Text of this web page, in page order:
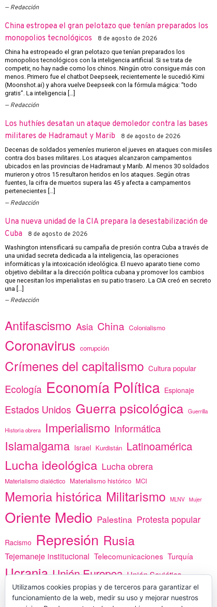
Redacción
China estropea el gran pelotazo que tenían preparados los
monopolios tecnológicos
8 de agosto de 2026
China ha estropeado el gran pelotazo que tenían preparados los
monopolios tecnológicos con la inteligencia artificial. Si se trata de
competir, no hay nadie como los chinos. Ningún otro consigue más con
menos. Primero fue el chatbot Deepseek, recientemente le sucedió Kimi
(Moonshot.ai) y ahora vuelve Deepseek con la fórmula mágica: “todo
gratis”. La inteligencia […]
Redacción
Los huthíes desatan un ataque demoledor contra las bases
militares de Hadramaut y Marib
8 de agosto de 2026
Decenas de soldados yemeníes murieron el jueves en ataques con misiles
contra dos bases militares. Los ataques alcanzaron campamentos
ubicados en las provincias de Hadramaut y Marib. Al menos 30 soldados
murieron y otros 15 resultaron heridos en los ataques. Según otras
fuentes, la cifra de muertos supera las 45 y afecta a campamentos
pertenecientes […]
Redacción
Una nueva unidad de la CIA prepara la desestabilización de
Cuba
8 de agosto de 2026
Washington intensificará su campaña de presión contra Cuba a través de
una unidad secreta dedicada a la inteligencia, las operaciones
informáticas y la intoxicación ideológica. El nuevo aparato tiene como
objetivo debilitar a la dirección política cubana y promover los cambios
que necesitan los imperialistas en su patio trasero. La CIA creó en secreto
una […]
Redacción
Antifascismo Asia China Colonialismo
Coronavirus corrupción
Crímenes del capitalismo Cultura popular
Ecología Economía Política Espionaje
Estados Unidos Guerra psicológica Guerrilla
Historia obrera Imperialismo Informática
Islamalgama Israel Kurdistán Latinoamérica
Lucha ideológica Lucha obrera
Materialismo dialéctico Materialismo histórico MCI
Memoria histórica Militarismo MLNV Mujer
Oriente Medio Palestina Protesta popular
Racismo Represión Rusia
Tejemaneje institucional Telecomunicaciones Turquía
Ucrania Unión Europea Unión Soviética
vacunas Yemen África
Utilizamos cookies propias y de terceros para garantizar el
funcionamiento de la web, medir su uso y mejorar nuestros